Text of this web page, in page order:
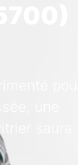
pour
une
saura